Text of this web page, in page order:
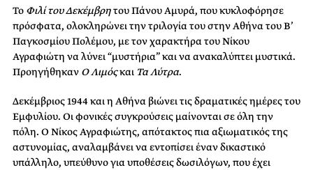
Το Φιλί του Δεκέμβρητου Πάνου Αμυρά, που κυκλοφόρησε
πρόσφατα, ολοκληρώνει την τριλογία του στην Αθήνα του Β’
Παγκοσμίου Πολέμου, με τον χαρακτήρα του Νίκου
Αγραφιώτη να λύνει “μυστήρια” και να ανακαλύπτει μυστικά.
Προηγήθηκαν Ο Λιμόςκαι Τα Λύτρα.
Δεκέμβριος 1944 και η Αθήνα βιώνει τις δραματικές ημέρες του
Εμφυλίου. Οι φονικές συγκρούσεις μαίνονται σε όλη την
πόλη. Ο Νίκος Αγραφιώτης, απότακτος πια αξιωματικός της
αστυνομίας, αναλαμβάνει να εντοπίσει έναν δικαστικό
υπάλληλο, υπεύθυνο για υποθέσεις δωσιλόγων, που έχει